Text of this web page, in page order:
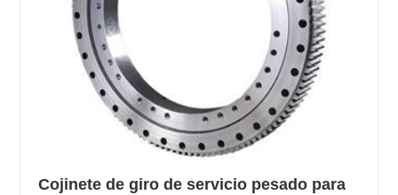
Cojinete de giro de servicio pesado para